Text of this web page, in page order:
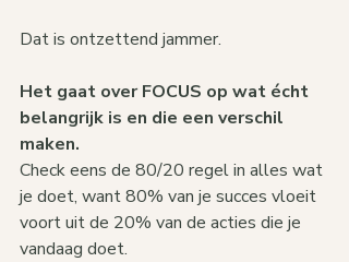
Dat is ontzettend jammer.
Het gaat over FOCUS op wat écht
belangrijk is en die een verschil
maken.
Check eens de 80/20 regel in alles wat
je doet, want 80% van je succes vloeit
voort uit de 20% van de acties die je
vandaag doet.